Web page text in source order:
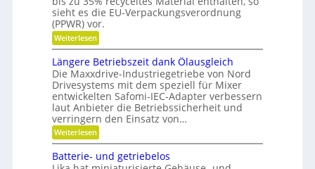
a
f
f
u
n
g
e
r
k
e
n
n
e
n
b
r
i
d
-
K
u
g
e
l
l
a
g
e
r
l
g
e
n
a
u
p
o
s
i
t
i
o
n
i
e
r
sieht es die EU-Verpackungsverordnung
(PPWR) vor.
Weiterlesen:
K
r
e
i
s
l
a
u
f
w
i
r
t
Längere Betriebszeit dank Ölausgleich
Die Maxxdrive-Industriegetriebe von Nord
Drivesystems mit dem speziell für Mixer
entwickelten Safomi-IEC-Adapter verbessern
laut Anbieter die Betriebssicherheit und
verringern den Einsatz von…
Weiterlesen:
L
n
Batterie- und getriebelos